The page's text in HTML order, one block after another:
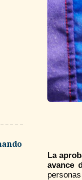
La
avance